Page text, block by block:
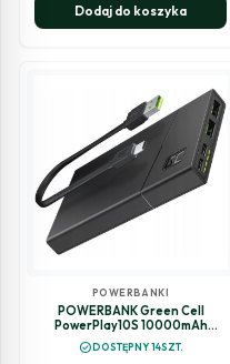
Dodaj do koszyka
POWERBANKI
POWERBANK Green Cell
PowerPlay10S 10000mAh
SZYBKIE ŁADOWNIE ULTRA
CHARGE
check_circleDOSTĘPNY 14SZT.